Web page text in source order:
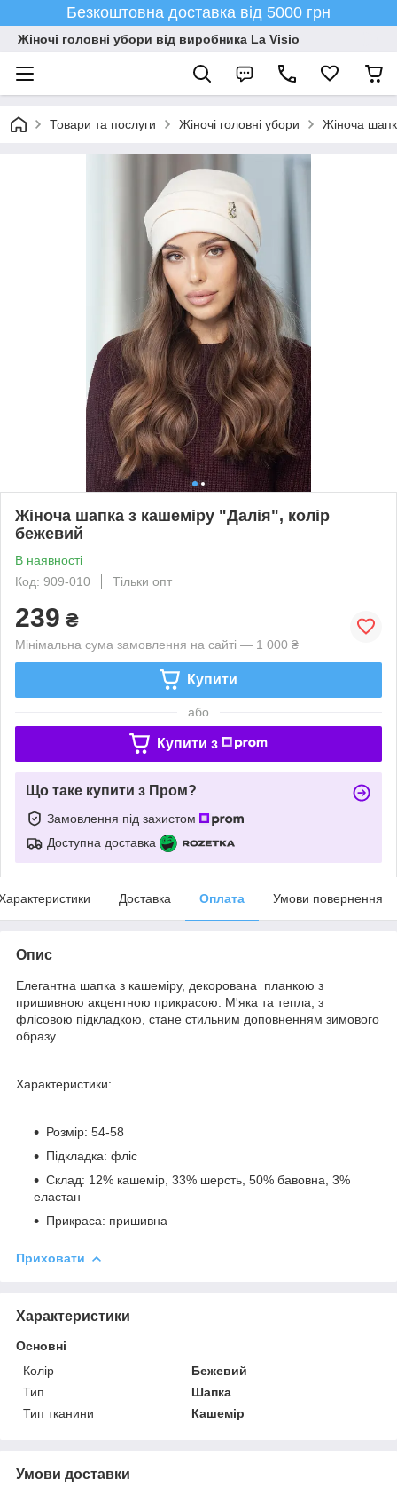
Безкоштовна доставка від 5000 грн
Жіночі головні убори від виробника La Visio
Товари та послуги Жіночі головні убори Жіноча
Жіноча шапка з кашеміру "Далія", колір
бежевий
В наявності
Код: 909-010
Тільки опт
239 ₴
Мінімальна сума замовлення на сайті — 1 000 ₴
Купити
або
Купити з
Що таке купити з Пром?
Замовлення під захистом
Доступна доставка
Доставка Оплата Умови повернення
Опис
Елегантна шапка з кашеміру, декорована планкою з
пришивною акцентною прикрасою. М'яка та тепла, з
флісовою підкладкою, стане стильним доповненням зимового
образу.
Характеристики:
Розмір: 54-58
Підкладка: фліс
Склад: 12% кашемір, 33% шерсть, 50% бавовна, 3%
еластан
Прикраса: пришивна
Приховати
Характеристики
Основні
Колір
Бежевий
Тип
Шапка
Тип тканини
Кашемір
Умови доставки